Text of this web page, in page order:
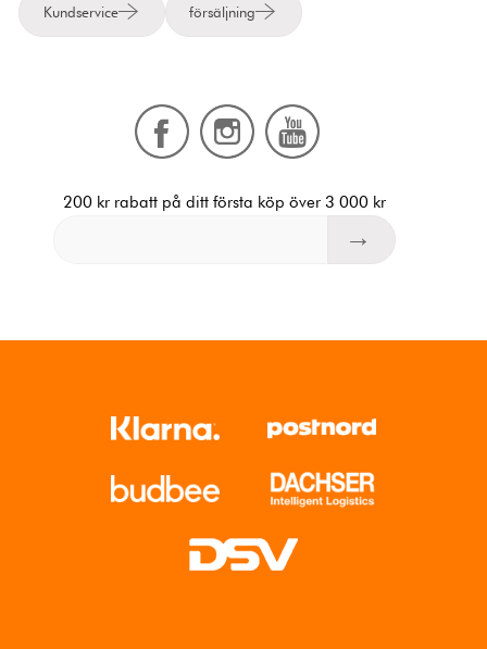
Kundservice försäljning
200 kr rabatt på ditt första köp över 3 000 kr